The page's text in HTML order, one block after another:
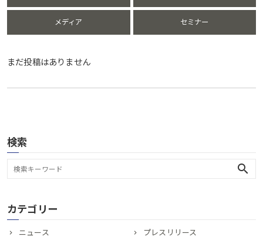
メディア セミナー
まだ投稿はありません
検索
search
カテゴリー
ニュース
プレスリリース